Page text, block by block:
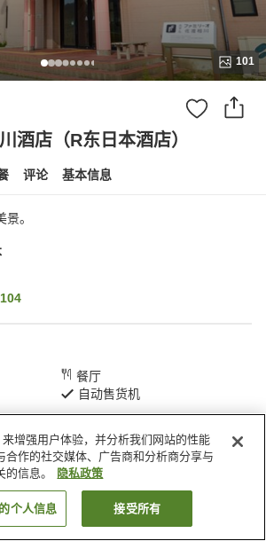
101
酒店（R东日本酒店）
评论 基本信息
。
104
餐厅
自动售货机
佐渡
东日本酒店）
搜索客房
增强用户体验，并分析我们网站的性能
合作的社交媒体、广告商和分析商分享与
信息。
隐私政策
个人信息 接受所有